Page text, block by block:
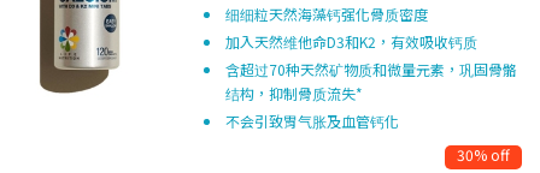
细细粒天然海藻钙强化骨质密度
加入天然维他命D3和K2，有效吸收钙质
含超过70种天然矿物质和微量元素，巩固骨骼
结构，抑制骨质流失*
不会引致胃气胀及血管钙化
30% off